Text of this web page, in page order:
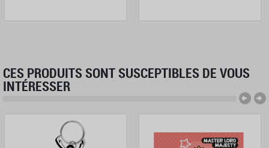
CES PRODUITS SONT SUSCEPTIBLES DE VOUS
INTÉRESSER